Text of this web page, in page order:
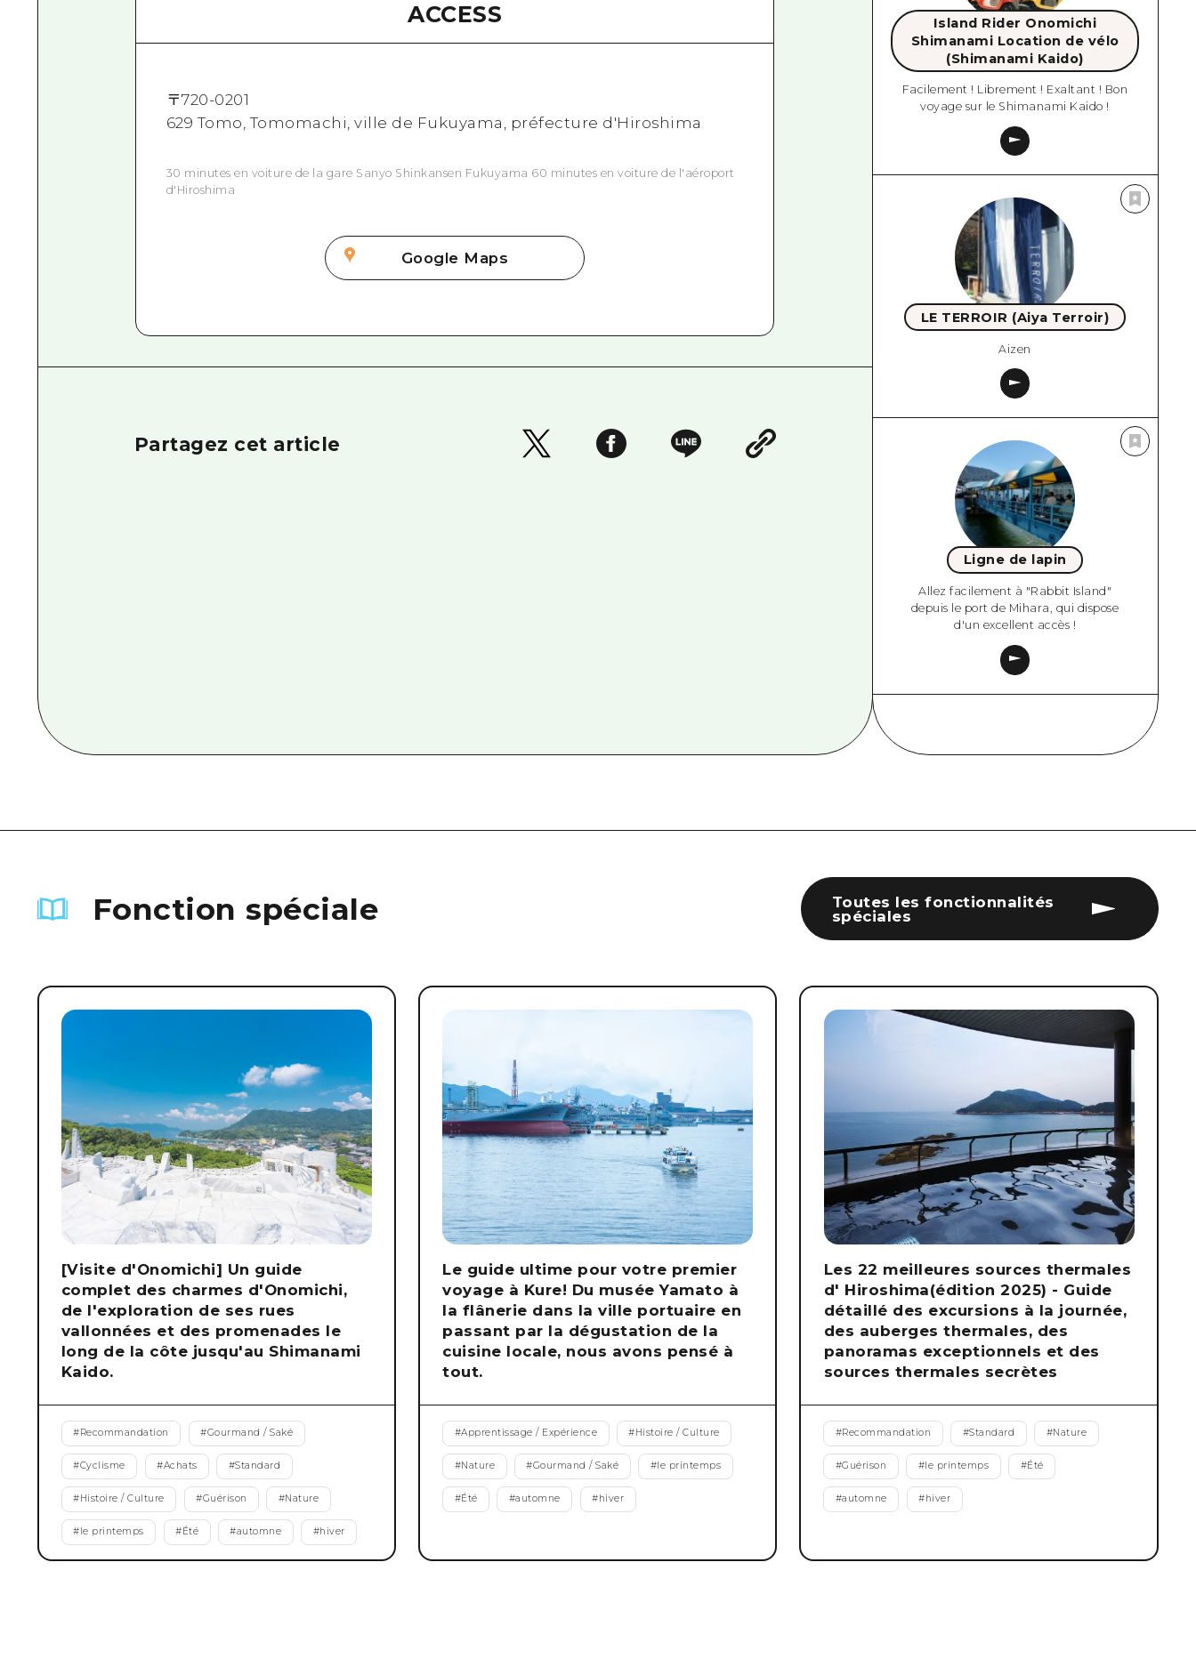
ACCESS
〒720-0201
629 Tomo, Tomomachi, ville de Fukuyama, préfecture d'Hiroshima
30 minutes en voiture de la gare Sanyo Shinkansen Fukuyama 60 minutes en voiture de l'aéroport
d'Hiroshima
Google Maps
Partagez cet article
Island Rider Onomichi
Shimanami Location de vélo
(Shimanami Kaido)
Facilement ! Librement ! Exaltant ! Bon
voyage sur le Shimanami Kaido !
LE TERROIR (Aiya Terroir)
Aizen
Ligne de lapin
Allez facilement à "Rabbit Island"
depuis le port de Mihara, qui dispose
d'un excellent accès !
Fonction spéciale
Toutes les fonctionnalités
spéciales
[Visite d'Onomichi] Un guide
complet des charmes d'Onomichi,
de l'exploration de ses rues
vallonnées et des promenades le
long de la côte jusqu'au Shimanami
Kaido.
#Recommandation #Gourmand / Saké
#Cyclisme #Achats #Standard
#Histoire / Culture #Guérison #Nature
# le printemps #Été #automne #hiver
Le guide ultime pour votre premier
voyage à Kure! Du musée Yamato à
la flânerie dans la ville portuaire en
passant par la dégustation de la
cuisine locale, nous avons pensé à
tout.
#Apprentissage / Expérience #Histoire / Culture
#Nature #Gourmand / Saké # le printemps
#Été #automne #hiver
Les 22 meilleures sources thermales
d' Hiroshima(édition 2025) - Guide
détaillé des excursions à la journée,
des auberges thermales, des
panoramas exceptionnels et des
sources thermales secrètes
#Recommandation #Standard #Nature
#Guérison # le printemps #Été
#automne #hiver